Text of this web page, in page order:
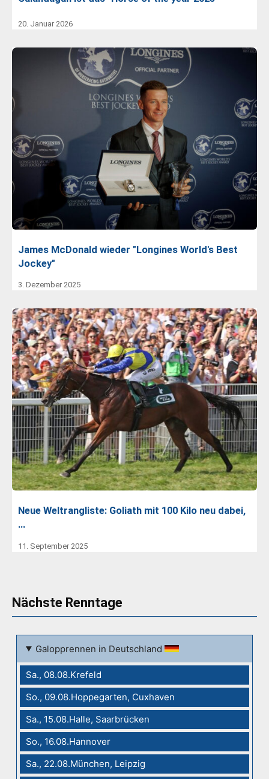
20. Januar 2026
James McDonald wieder "Longines World's Best
Jockey"
3. Dezember 2025
Neue Weltrangliste: Goliath mit 100 Kilo neu dabei,
…
11. September 2025
Nächste Renntage
Galopprennen in Deutschland
Sa., 08.08.Krefeld
So., 09.08.Hoppegarten, Cuxhaven
Sa., 15.08.Halle, Saarbrücken
So., 16.08.Hannover
Sa., 22.08.München, Leipzig